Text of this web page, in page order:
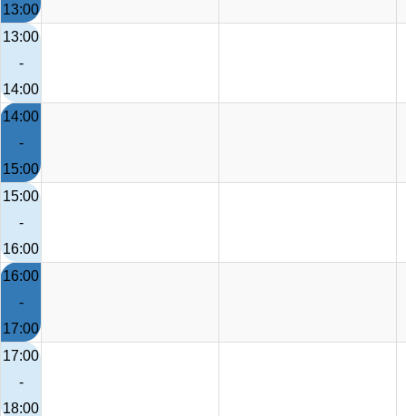
13:00
13:00
-
14:00
14:00
-
15:00
15:00
-
16:00
16:00
-
17:00
17:00
-
18:00